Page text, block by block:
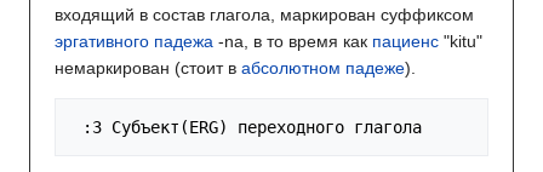
входящий в состав глагола, маркирован суффиксом
эргативного падежа -nа, в то время как пациенс "kitu"
немаркирован (стоит в абсолютном падеже).
:3	Субъект(ERG) переходного глагола